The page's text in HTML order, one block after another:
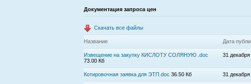
Документация запроса цен
Скачать все файлы
Название Дата
Извещение на закупку КИСЛОТУ СОЛЯНУЮ .doc
73.00 Кб
31 декабря
Котировочная заявка для ЭТП.doc 36.50 Кб 31 декабря